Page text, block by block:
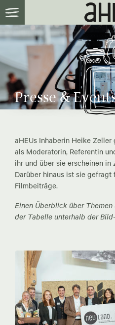
Presse &
aHEUs Inhaberin Heike
als Moderatorin, Referentin
ihr und über sie erscheinen
Darüber hinaus ist sie gefragt
Filmbeiträge.
Einen Überblick über
der Tabelle unterhalb der